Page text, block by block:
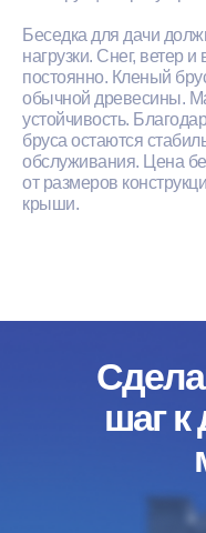
Беседка для дачи
нагрузки. Снег, ветер
постоянно. Кленый
обычной древесины.
устойчивость.
бруса остаются
обслуживания. Цена
от размеров
крыши.
шаг к